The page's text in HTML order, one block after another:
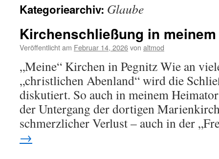
Kategoriearchiv: Glaube
Kirchenschließung in
Veröffentlicht am Februar 14, 2026von altmod
„Meine“ Kirchen in Pegnitz Wie an
„christlichen Abenland“ wird die
diskutiert. So auch in meinem
der Untergang der dortigen
schmerzlicher Verlust – auch in der
→